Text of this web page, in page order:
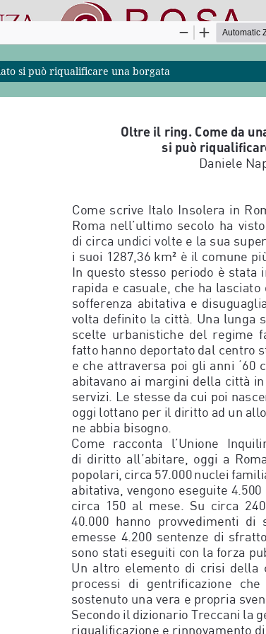
si può riqualificare una borgata
Riviste Online SApienza|Privacy & Cookies|